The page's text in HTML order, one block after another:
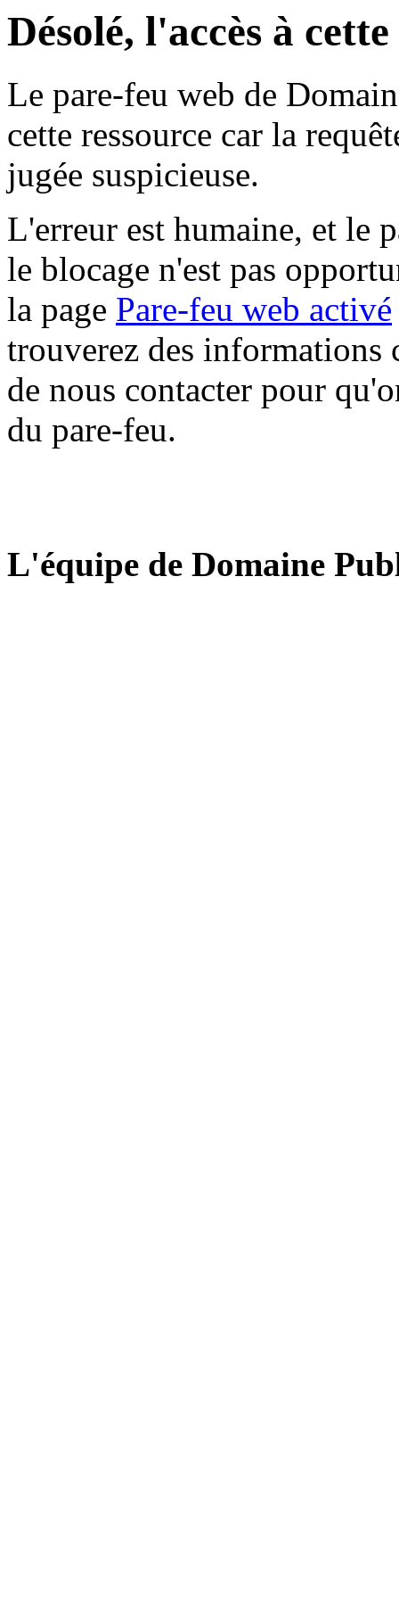
Désolé, l'accès à
Le pare-feu web de
cette ressource car la
jugée suspicieuse.
L'erreur est humaine, et le
le blocage n'est pas
la page Pare-feu web activé
trouverez des informations
de nous contacter pour
du pare-feu.
L'équipe de Domaine